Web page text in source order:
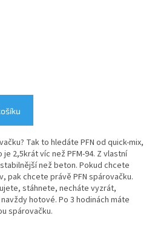
Tak to hledáte PFN od quick-mix,
2,5krát víc než PFM-94. Z vlastní
než beton. Pokud chcete
pak chcete právě PFN spárovačku.
stáhnete, necháte vyzrát,
hotové. Po 3 hodinách máte
spárovačku.